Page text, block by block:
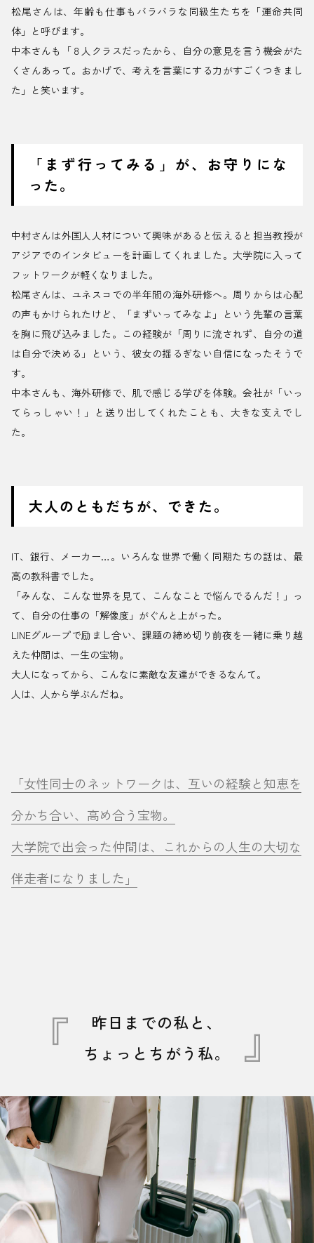
松尾さんは、年齢も仕事もバラバラな同級生たちを「運命共同
体」と呼びます。
中本さんも「８人クラスだったから、自分の意見を言う機会がた
くさんあって。おかげで、考えを言葉にする力がすごくつきまし
た」と笑います。
「まず行ってみる」が、お守りにな
った。
中村さんは外国人人材について興味があると伝えると担当教授が
アジアでのインタビューを計画してくれました。大学院に入って
フットワークが軽くなりました。
松尾さんは、ユネスコでの半年間の海外研修へ。周りからは心配
の声もかけられたけど、「まずいってみなよ」という先輩の言葉
を胸に飛び込みました。この経験が「周りに流されず、自分の道
は自分で決める」という、彼女の揺るぎない自信になったそうで
す。
中本さんも、海外研修で、肌で感じる学びを体験。会社が「いっ
てらっしゃい！」と送り出してくれたことも、大きな支えでし
た。
大人のともだちが、できた。
IT、銀行、メーカー…。いろんな世界で働く同期たちの話は、最
高の教科書でした。
「みんな、こんな世界を見て、こんなことで悩んでるんだ！」っ
て、自分の仕事の「解像度」がぐんと上がった。
LINEグループで励まし合い、課題の締め切り前夜を一緒に乗り越
えた仲間は、一生の宝物。
大人になってから、こんなに素敵な友達ができるなんて。
人は、人から学ぶんだね。
「女性同士のネットワークは、互いの経験と知恵を
分かち合い、高め合う宝物。
大学院で出会った仲間は、これからの人生の大切な
伴走者になりました」
昨日までの私と、
ちょっとちがう私。